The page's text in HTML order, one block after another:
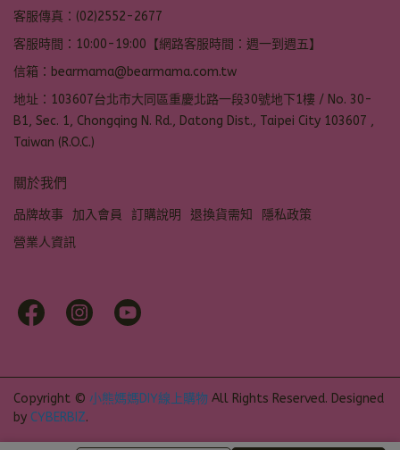
客服傳真：(02)2552-2677
客服時間：10:00-19:00【網路客服時間：週一到週五】
信箱：bearmama@bearmama.com.tw
地址：103607台北市大同區重慶北路一段30號地下1樓 / No. 30-
B1, Sec. 1, Chongqing N. Rd., Datong Dist., Taipei City 103607 ,
Taiwan (R.O.C.)
關於我們
品牌故事 加入會員 訂購說明 退換貨需知
隱私政策
營業人資訊
Copyright © 小熊媽媽DIY線上購物 All Rights Reserved. Designed
by CYBERBIZ.